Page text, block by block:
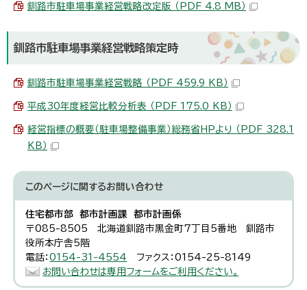
釧路市駐車場事業経営戦略改定版 （PDF 4.8 MB）
釧路市駐車場事業経営戦略策定時
釧路市駐車場事業経営戦略 （PDF 459.9 KB）
平成30年度経営比較分析表 （PDF 175.0 KB）
経営指標の概要（駐車場整備事業）総務省HPより （PDF 328.1
KB）
このページに関するお問い合わせ
住宅都市部 都市計画課 都市計画係
〒085-8505 北海道釧路市黒金町7丁目5番地 釧路市
役所本庁舎5階
電話：0154-31-4554
ファクス：0154-25-8149
お問い合わせは専用フォームをご利用ください。